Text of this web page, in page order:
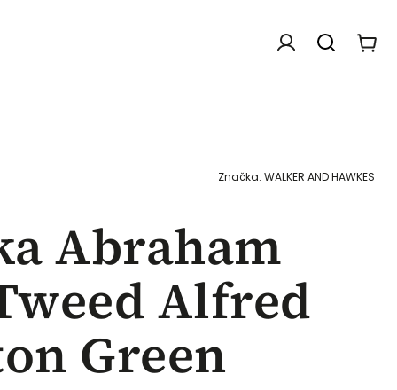
Dárkové poukazy Chovatelské
Abraham
Alfred
Green
Značka: WALKER AND HAWKES